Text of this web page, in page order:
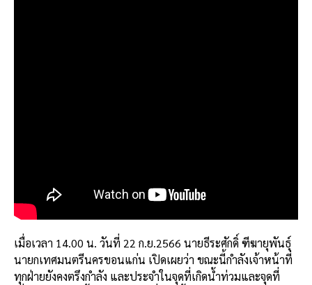
เมื่อเวลา 14.00 น. วันที่ 22 ก.ย.2566 นายธีระศักดิ์ ฑีฆายุพันธุ์
นายกเทศมนตรีนครขอนแก่น เปิดเผยว่า ขณะนี้กำลังเจ้าหน้าที่
ทุกฝ่ายยังคงตรึงกำลัง และประจำในจุดที่เกิดน้ำท่วมและจุดที่